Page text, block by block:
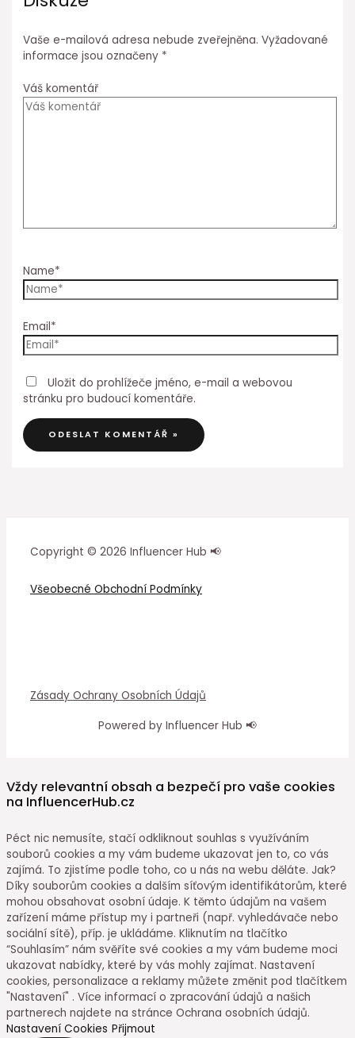
Vaše e-mailová adresa nebude zveřejněna. Vyžadované
informace jsou označeny *
Váš komentář
Name*
Email*
Uložit do prohlížeče jméno, e-mail a webovou
stránku pro budoucí komentáře.
Copyright © 2026 Influencer Hub 📢
Všeobecné Obchodní Podmínky
Zásady Ochrany Osobních Údajů
Powered by Influencer Hub 📢
Vždy relevantní obsah a bezpečí pro vaše cookies
na InfluencerHub.cz
Péct nic nemusíte, stačí odkliknout souhlas s využíváním
souborů cookies a my vám budeme ukazovat jen to, co vás
zajímá. To zjistíme podle toho, co u nás na webu děláte. Jak?
Díky souborům cookies a dalším síťovým identifikátorům, které
mohou obsahovat osobní údaje. K těmto údajům na vašem
zařízení máme přístup my i partneři (např. vyhledávače nebo
sociální sítě), příp. je ukládáme. Kliknutím na tlačítko
“Souhlasím” nám svěříte své cookies a my vám budeme moci
ukazovat nabídky, které by vás mohly zajímat. Nastavení
cookies, personalizace a reklamy můžete změnit pod tlačítkem
"Nastavení" . Více informací o zpracování údajů a našich
partnerech najdete na stránce Ochrana osobních údajů.
Nastavení Cookies Přijmout